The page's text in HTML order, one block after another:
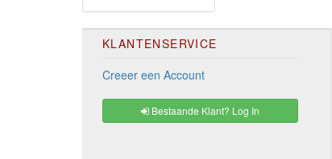
KLANTENSERVICE
Creeer een Account
Bestaande Klant? Log In